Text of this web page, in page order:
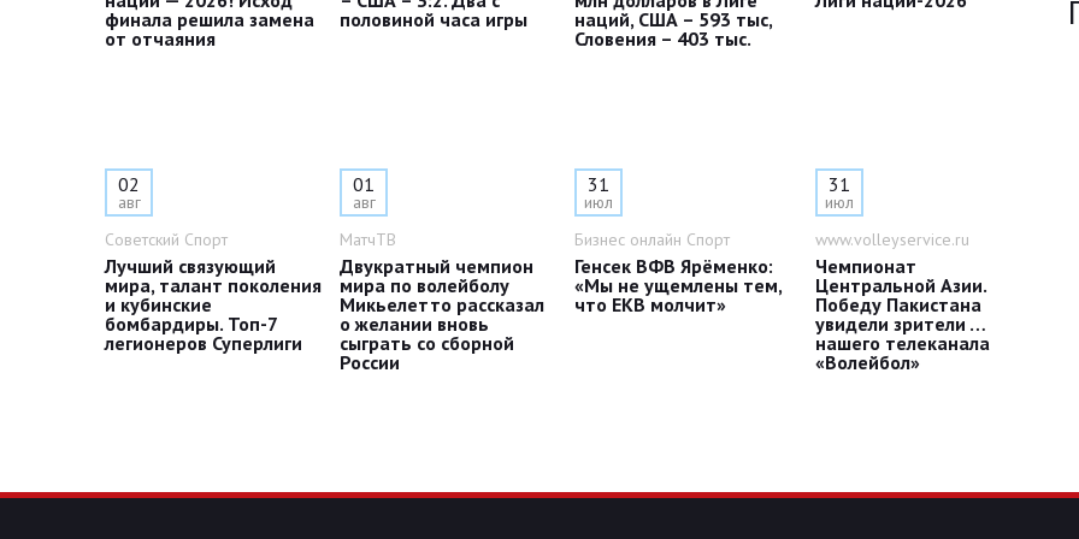
финала решила замена
от отчаяния
половиной часа игры
наций, США – 593 тыс,
Словения – 403 тыс.
02
авг
Советский Спорт
Лучший связующий
мира, талант поколения
и кубинские
бомбардиры. Топ-7
легионеров Суперлиги
01
авг
МатчТВ
Двукратный чемпион
мира по волейболу
Микьелетто рассказал
о желании вновь
сыграть со сборной
России
31
июл
Бизнес онлайн Спорт
Генсек ВФВ Ярёменко:
«Мы не ущемлены тем,
что ЕКВ молчит»
31
июл
www.volleyservice.ru
Чемпионат
Центральной Азии.
Победу Пакистана
увидели зрители …
нашего телеканала
«Волейбол»